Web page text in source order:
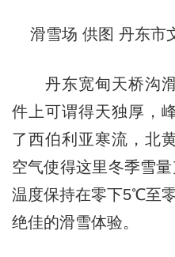
滑雪场 供图 丹东市
丹东宽甸天桥沟滑
件上可谓得天独厚，
了西伯利亚寒流，北
空气使得这里冬季雪
温度保持在零下5℃至
绝佳的滑雪体验。